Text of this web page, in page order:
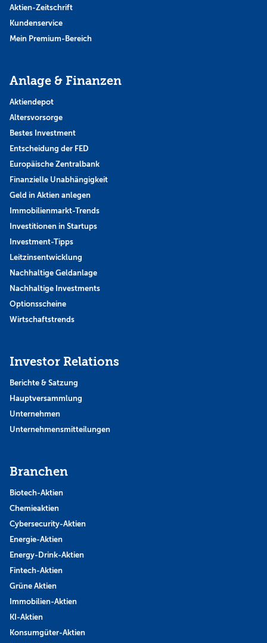
Aktien-Zeitschrift
Kundenservice
Mein Premium-Bereich
Anlage & Finanzen
Aktiendepot
Altersvorsorge
Bestes Investment
Entscheidung der FED
Europäische Zentralbank
Finanzielle Unabhängigkeit
Geld in Aktien anlegen
Immobilienmarkt-Trends
Investitionen in Startups
Investment-Tipps
Leitzinsentwicklung
Nachhaltige Geldanlage
Nachhaltige Investments
Optionsscheine
Wirtschaftstrends
Investor Relations
Berichte & Satzung
Hauptversammlung
Unternehmen
Unternehmensmitteilungen
Branchen
Biotech-Aktien
Chemieaktien
Cybersecurity-Aktien
Energie-Aktien
Energy-Drink-Aktien
Fintech-Aktien
Grüne Aktien
Immobilien-Aktien
KI-Aktien
Konsumgüter-Aktien